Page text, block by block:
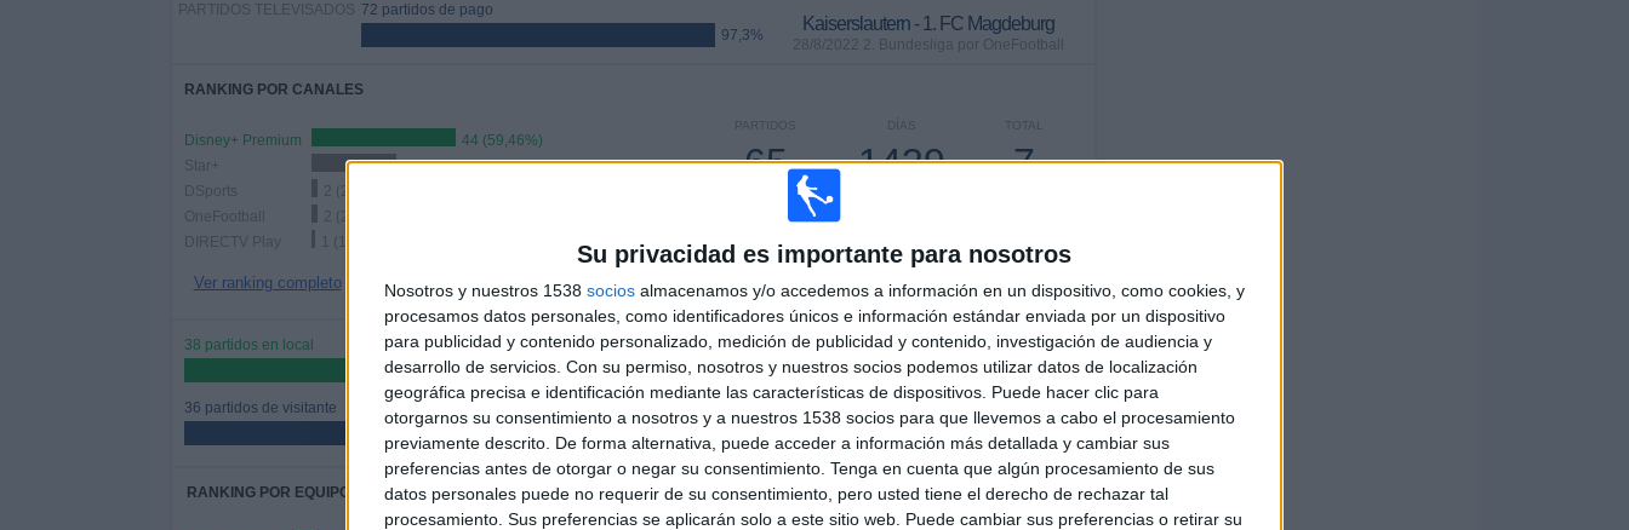
Su privacidad es importante para nosotros
Nosotros y nuestros 1538 socios almacenamos y/o accedemos a información en un dispositivo, como cookies, y
procesamos datos personales, como identificadores únicos e información estándar enviada por un dispositivo
para publicidad y contenido personalizado, medición de publicidad y contenido, investigación de audiencia y
desarrollo de servicios. Con su permiso, nosotros y nuestros socios podemos utilizar datos de localización
geográfica precisa e identificación mediante las características de dispositivos. Puede hacer clic para
otorgarnos su consentimiento a nosotros y a nuestros 1538 socios para que llevemos a cabo el procesamiento
previamente descrito. De forma alternativa, puede acceder a información más detallada y cambiar sus
preferencias antes de otorgar o negar su consentimiento. Tenga en cuenta que algún procesamiento de sus
datos personales puede no requerir de su consentimiento, pero usted tiene el derecho de rechazar tal
procesamiento. Sus preferencias se aplicarán solo a este sitio web. Puede cambiar sus preferencias o retirar su
PARTIDOS TELEVISADOS 72 partidos de pago
97,3%
Kaiserslautern - 1. FC Magdeburg
28/8/2022 2. Bundesliga por OneFootball
RANKING POR CANALES
Disney+ Premium
44 (59,46%)
Star+
26 (35,14%)
DSports
2 (2,7%)
OneFootball
2 (2,7%)
DIRECTV Play
1 (1,35%)
Ver ranking completo
TOTAL
7
DÍAS
1439
PARTIDOS
65
CONSECUTIVOS
38 partidos en local
51,35%
36 partidos de visitante
30
RIVALES
6
VS Hertha
Berlin
3
COMPETICIONES
RANKING POR EQUIPOS RANKING POR COMPETICIONES